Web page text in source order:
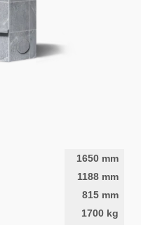
1650 mm
1188 mm
815 mm
1700 kg